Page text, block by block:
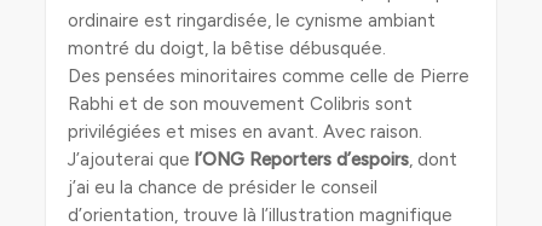
ordinaire est ringardisée, le cynisme ambiant
montré du doigt, la bêtise débusquée.
Des pensées minoritaires comme celle de Pierre
Rabhi et de son mouvement Colibris sont
privilégiées et mises en avant. Avec raison.
J’ajouterai que l’ONG Reportersd’espoirs, dont
j’ai eu la chance de présider le conseil
d’orientation, trouve là l’illustration magnifique